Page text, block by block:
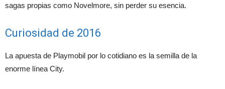
sagas propias como Novelmore, sin perder su esencia.
Curiosidad de 2016
La apuesta de Playmobil por lo cotidiano es la semilla de la
enorme línea City.